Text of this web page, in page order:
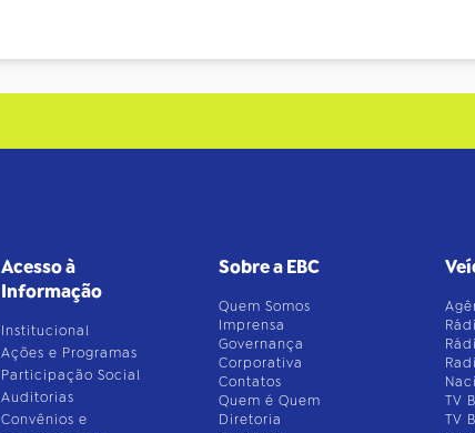
Acesso à
Informação
Institucional
Ações e Programas
Participação Social
Auditorias
Convênios e
Sobre a EBC
Quem Somos
Imprensa
Governança
Corporativa
Contatos
Quem é Quem
Diretoria
TV
TV